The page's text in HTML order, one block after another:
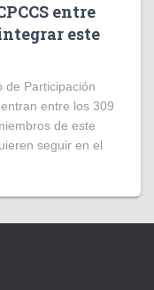
entre
este
de Participación
entre los 309
de este
seguir en el